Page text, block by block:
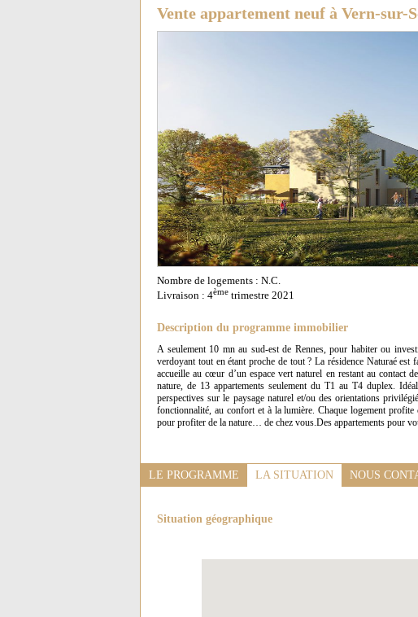
Vente appartement neuf à Vern-sur-
Nombre de logements : N.C.
Livraison : 4ème trimestre 2021
Description du programme immobilier
A seulement 10 mn au sud-est de Rennes, pour habiter ou
verdoyant tout en étant proche de tout ? La résidence Naturaé
accueille au cœur d’un espace vert naturel en restant au contact
nature, de 13 appartements seulement du T1 au T4 duplex.
perspectives sur le paysage naturel et/ou des orientations
fonctionnalité, au confort et à la lumière. Chaque logement
pour profiter de la nature… de chez vous.Des appartements pour
LE PROGRAMME LA SITUATION NOUS
Situation géographique